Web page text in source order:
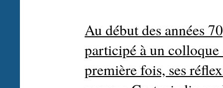
Au début des années
participé à un
première fois, ses